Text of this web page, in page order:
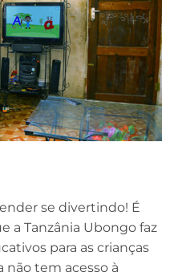
se divertindo! É
a Tanzânia Ubongo faz
para as crianças
não tem acesso à